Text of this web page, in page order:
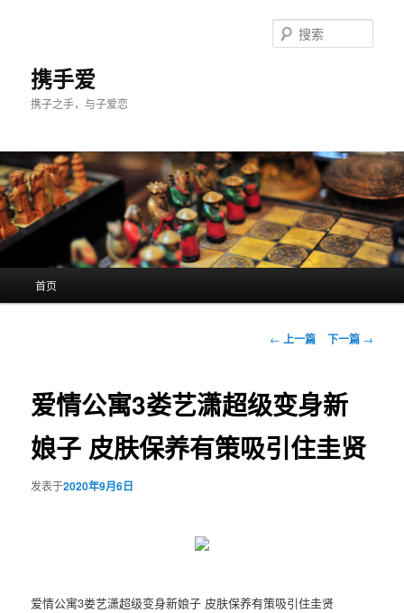
携手爱
携子之手，与子爱恋
索
首页
文
航
← 上一篇 下一篇 →
爱情公寓3娄艺潇超级变身新
娘子 皮肤保养有策吸引住圭贤
发表于2020年9月6日
爱情公寓3娄艺潇超级变身新娘子 皮肤保养有策吸引住圭贤